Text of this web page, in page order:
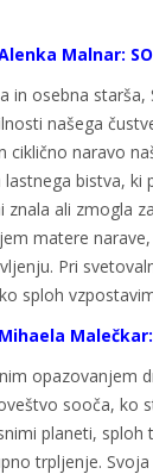
Malnar:
in osebna
našega
ciklično naravo
bistva, ki
znala ali zmogla
matere
Pri
sploh
Mihaela Malečkar:
opazovanjem
sooča, ko
planeti,
trpljenje.